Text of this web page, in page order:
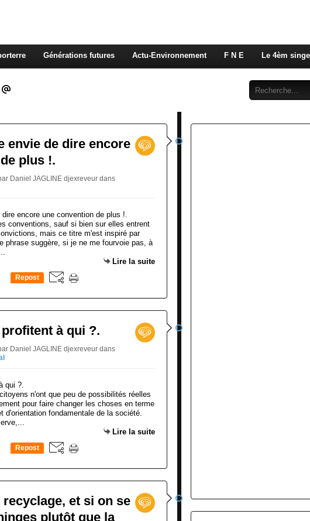
Générations futures Actu-Environnement F N E Le 4èm singe
envie de dire encore
plus !.
Daniel JAGLINE djexreveur dans
conventions, sauf si bien sur elles entrent
mais ce titre m'est inspiré par
phrase suggère, si je ne me fourvoie pas, à
Lire la suite
Repost
à qui ?.
Daniel JAGLINE djexreveur dans
n'ont que peu de possibilités réelles
pour faire changer les choses en terme
d'orientation fondamentale de la société.
Lire la suite
Repost
et si on se
plutôt que la